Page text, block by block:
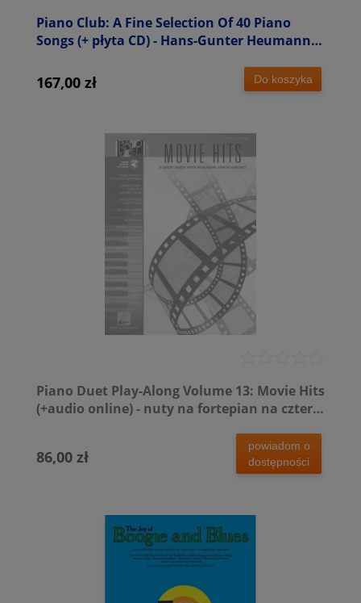
Piano Club: A Fine Selection Of 40 Piano
Songs (+ płyta CD) - Hans-Gunter Heumann -
167,00 zł Do koszyka
Piano Duet Play-Along Volume 13: Movie Hits
(+audio online) - nuty na fortepian na cztery
86,00 zł
powiadom o
dostępności